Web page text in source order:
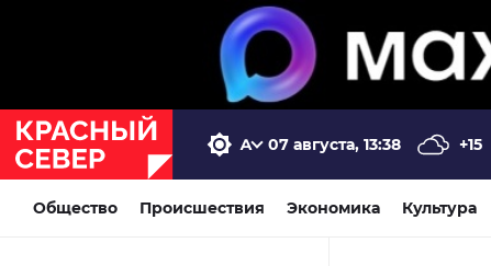
07 августа, 13:38 +15
Общество Происшествия Экономика Культура